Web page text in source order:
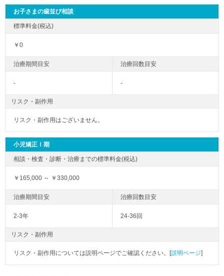
お子さまの歯並び相談
￥0
- -
リスク・副作用
リスク・副作用はございません。
小児矯正Ⅰ期
￥165,000 ～ ￥330,000
2-3年 24-36回
リスク・副作用
リスク・副作用については説明ページでご確認ください。[説明ページ]